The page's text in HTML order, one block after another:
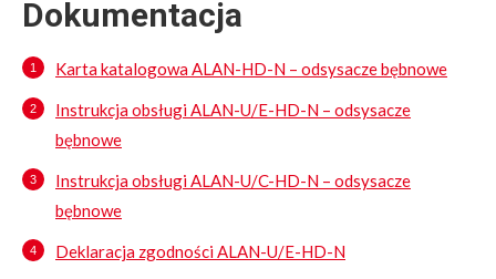
Dokumentacja
Karta katalogowa ALAN-HD-N – odsysacze bębnowe
Instrukcja obsługi ALAN-U/E-HD-N – odsysacze
bębnowe
Instrukcja obsługi ALAN-U/C-HD-N – odsysacze
bębnowe
Deklaracja zgodności ALAN-U/E-HD-N